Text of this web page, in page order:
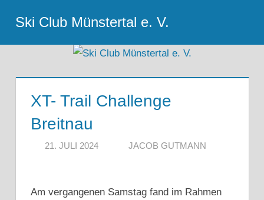
Inhalt
springen
Ski Club Münstertal e. V.
XT- Trail Challenge
Breitnau
21. JULI 2024 JACOB GUTMANN
Am vergangenen Samstag fand im Rahmen